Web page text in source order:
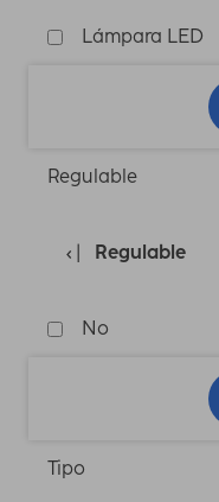
Lámpara LED
Regulable
Regulable
No
Tipo